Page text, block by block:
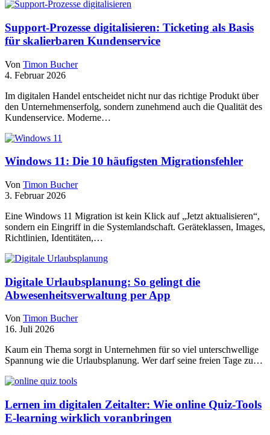
Support-Prozesse digitalisieren: Ticketing als Basis
für skalierbaren Kundenservice
Von Timon Bucher
4. Februar 2026
Im digitalen Handel entscheidet nicht nur das richtige Produkt über
den Unternehmenserfolg, sondern zunehmend auch die Qualität des
Kundenservice. Moderne…
Windows 11: Die 10 häufigsten Migrationsfehler
Von Timon Bucher
3. Februar 2026
Eine Windows 11 Migration ist kein Klick auf „Jetzt aktualisieren“,
sondern ein Eingriff in die Systemlandschaft. Geräteklassen, Images,
Richtlinien, Identitäten,…
Digitale Urlaubsplanung: So gelingt die
Abwesenheitsverwaltung per App
Von Timon Bucher
16. Juli 2026
Kaum ein Thema sorgt in Unternehmen für so viel unterschwellige
Spannung wie die Urlaubsplanung. Wer darf seine freien Tage zu…
Lernen im digitalen Zeitalter: Wie online Quiz-Tools
E-learning wirklich voranbringen